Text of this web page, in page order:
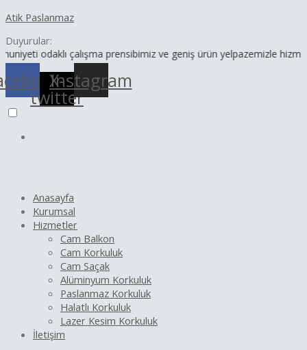
atla
Atik Paslanmaz
Duyurular:
çalışma prensibimiz ve geniş ürün yelpazemizle
X-
twitter
Instagram
Anasayfa
Kurumsal
Hizmetler
Cam Balkon
Cam Korkuluk
Cam Saçak
Alüminyum Korkuluk
Paslanmaz Korkuluk
Halatlı Korkuluk
Lazer Kesim Korkuluk
İletişim
dolaşımı